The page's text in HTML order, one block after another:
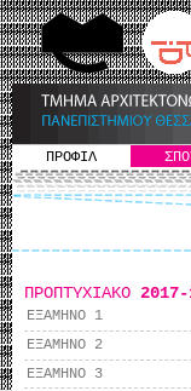
ΠΡΟΦΙΛ
ΠΡΟΠΤΥΧΙΑΚΟ 2017-
ΕΞΑΜΗΝΟ 1
ΕΞΑΜΗΝΟ 2
ΕΞΑΜΗΝΟ 3